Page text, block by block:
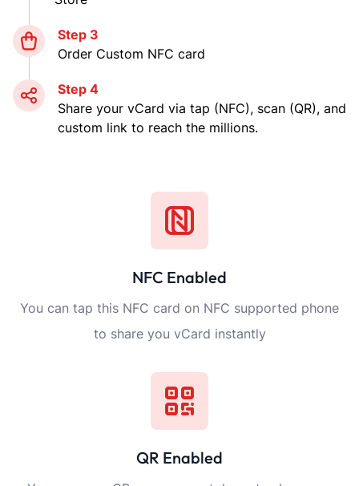
Step 3
Order Custom NFC card
Step 4
Share your vCard via tap (NFC), scan (QR), and
custom link to reach the millions.
NFC Enabled
You can tap this NFC card on NFC supported phone
to share you vCard instantly
QR Enabled